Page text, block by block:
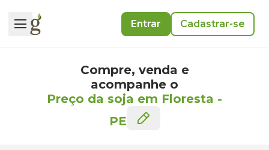
Entrar Cadastrar-se
Compre, venda e
acompanhe o
Preço da soja em Floresta -
PE